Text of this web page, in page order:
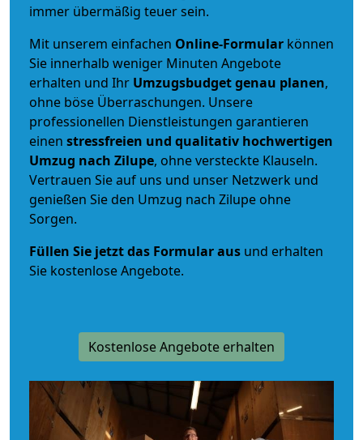
immer übermäßig teuer sein.
Mit unserem einfachen Online-Formular können
Sie innerhalb weniger Minuten Angebote
erhalten und Ihr Umzugsbudgetgenau planen,
ohne böse Überraschungen. Unsere
professionellen Dienstleistungen garantieren
einen stressfreien und qualitativ hochwertigen
Umzug nach Zilupe, ohne versteckte Klauseln.
Vertrauen Sie auf uns und unser Netzwerk und
genießen Sie den Umzug nach Zilupe ohne
Sorgen.
Füllen Sie jetzt das Formular aus und erhalten
Sie kostenlose Angebote.
Kostenlose Angebote erhalten